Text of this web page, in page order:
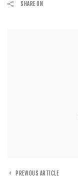
SHARE ON
PREVIOUS ARTICLE